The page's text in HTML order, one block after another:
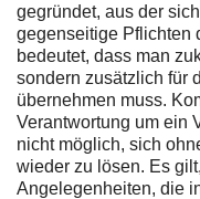
gegründet, aus der
gegenseitige Pflichten
bedeutet, dass man
sondern zusätzlich für
übernehmen muss.
Verantwortung um ein
nicht möglich, sich
wieder zu lösen. Es
Angelegenheiten, die